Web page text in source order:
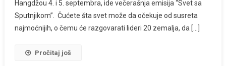
Hangdžou 4. i 5. septembra, ide večerašnja emisija “Svet sa
Sputnjikom”. Čućete šta svet može da očekuje od susreta
najmoćnijih, o čemu će razgovarati lideri 20 zemalja, da […]
Pročitaj još